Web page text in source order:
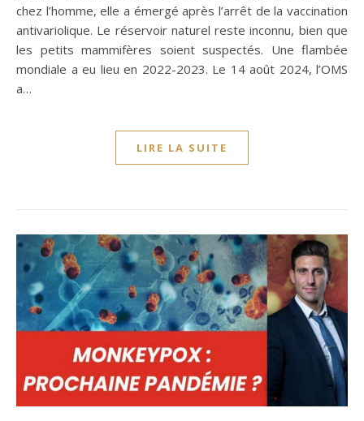
chez l’homme, elle a émergé après l’arrêt de la vaccination
antivariolique. Le réservoir naturel reste inconnu, bien que
les petits mammifères soient suspectés. Une flambée
mondiale a eu lieu en 2022-2023. Le 14 août 2024, l’OMS
a…
LIRE LA SUITE